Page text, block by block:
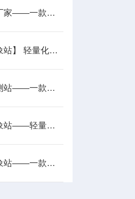
农业小型气象站厂家——一款长期可靠运行的太阳能智能农业气象站2025+派+送
【移动式小型气象站】 轻量化便携设计 户外应急气象监测专用设备
智能农业气象监测站——一款监测拓展需求的智慧农业小型气象站2026+派+送
农业智能小型气象站——轻量化实现农田精准气象监测
温室大棚小型气象站——一款掌握环境异常的农业小气候观测站2026+派+送